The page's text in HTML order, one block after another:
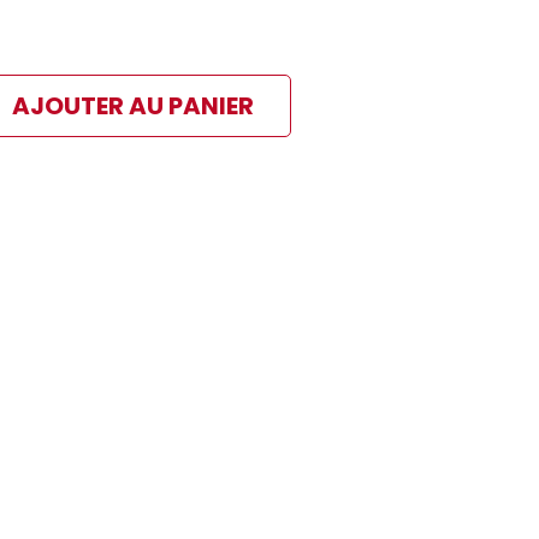
AJOUTER AU PANIER
sélectionné